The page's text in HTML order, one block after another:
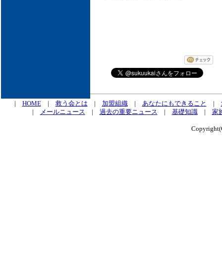
| HOME| 救う会とは | 加盟組織| あなたにもできること |
|
メールニュース | 過去の重要ニュース | 基礎知識| 家